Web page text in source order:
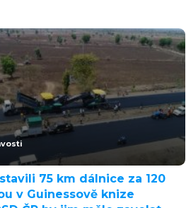
75 km dálnice za 120
v Guinessově knize